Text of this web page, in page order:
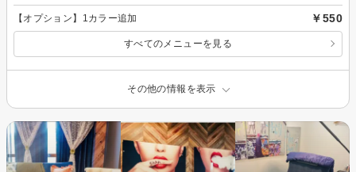
【オプション】1カラー追加 ￥550
すべてのメニューを見る
その他の情報を表示